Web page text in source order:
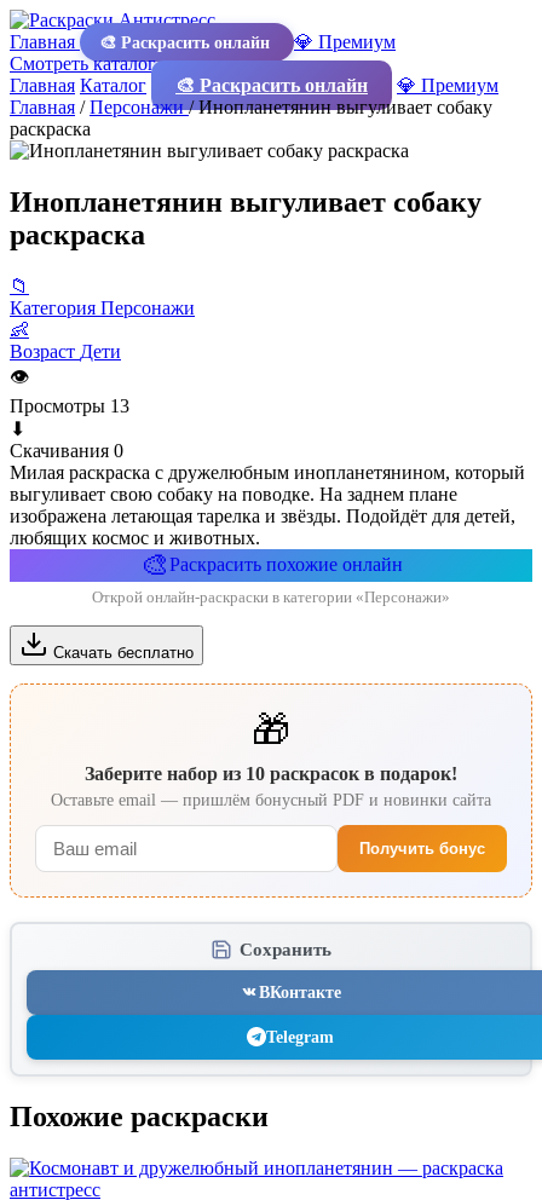
Главная 🎨 Раскрасить онлайн
💎 Премиум
Смотреть каталог
Главная Каталог 🎨 Раскрасить онлайн
💎 Премиум
Главная /Персонажи/Инопланетянин выгуливает собаку
раскраска
Инопланетянин выгуливает собаку
раскраска
📁
Категория Персонажи
👶
Возраст Дети
👁
Просмотры 13
⬇
Скачивания 0
Милая раскраска с дружелюбным инопланетянином, который
выгуливает свою собаку на поводке. На заднем плане
изображена летающая тарелка и звёзды. Подойдёт для детей,
любящих космос и животных.
🎨Раскрасить похожие онлайн
Открой онлайн-раскраски в категории «Персонажи»
Скачать бесплатно
🎁
Заберите набор из 10 раскрасок в подарок!
Оставьте email — пришлём бонусный PDF и новинки сайта
Получить бонус
Сохранить
ВКонтакте
Telegram
Похожие раскраски